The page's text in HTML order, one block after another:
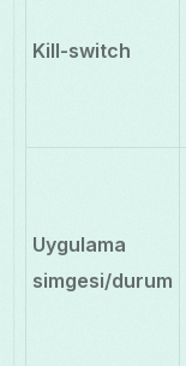
Kill-switch
Uygulama
simgesi/durum